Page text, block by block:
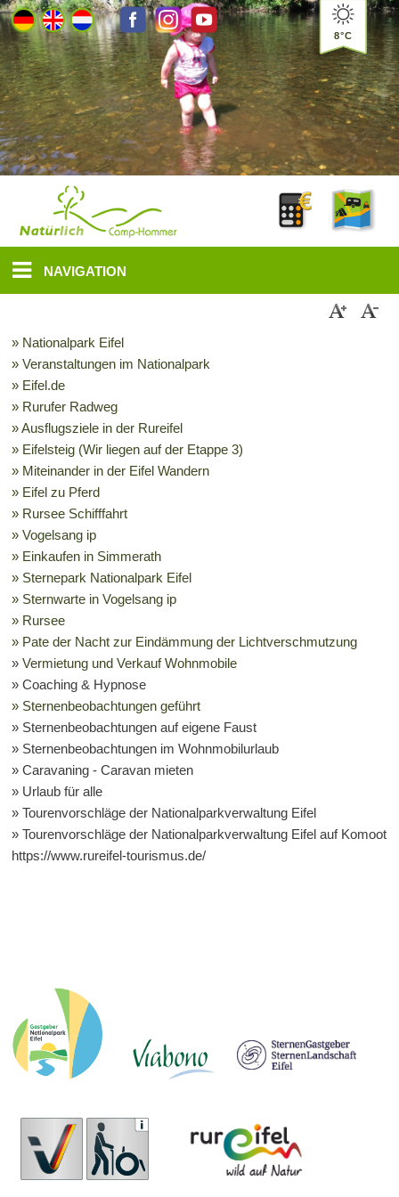
8°C
NAVIGATION
» Nationalpark Eifel
» Veranstaltungen im Nationalpark
» Eifel.de
» Rurufer Radweg
» Ausflugsziele in der Rureifel
» Eifelsteig (Wir liegen auf der Etappe 3)
» Miteinander in der Eifel Wandern
» Eifel zu Pferd
» Rursee Schifffahrt
» Vogelsang ip
» Einkaufen in Simmerath
» Sternepark Nationalpark Eifel
» Sternwarte in Vogelsang ip
» Rursee
» Pate der Nacht zur Eindämmung der Lichtverschmutzung
»Vermietung und Verkauf Wohnmobile
» Coaching & Hypnose
» Sternenbeobachtungen geführt
» Sternenbeobachtungen auf eigene Faust
» Sternenbeobachtungen im Wohnmobilurlaub
» Caravaning - Caravan mieten
» Urlaub für alle
»Tourenvorschläge der Nationalparkverwaltung Eifel
»Tourenvorschläge der Nationalparkverwaltung Eifelauf Komoot
https://www.rureifel-tourismus.de/